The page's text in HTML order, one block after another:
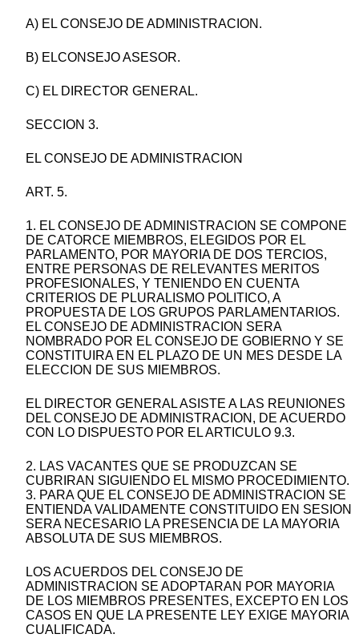
A) EL CONSEJO DE ADMINISTRACION.
B) ELCONSEJO ASESOR.
C) EL DIRECTOR GENERAL.
SECCION 3.
EL CONSEJO DE ADMINISTRACION
ART. 5.
1. EL CONSEJO DE ADMINISTRACION SE COMPONE
DE CATORCE MIEMBROS, ELEGIDOS POR EL
PARLAMENTO, POR MAYORIA DE DOS TERCIOS,
ENTRE PERSONAS DE RELEVANTES MERITOS
PROFESIONALES, Y TENIENDO EN CUENTA
CRITERIOS DE PLURALISMO POLITICO, A
PROPUESTA DE LOS GRUPOS PARLAMENTARIOS.
EL CONSEJO DE ADMINISTRACION SERA
NOMBRADO POR EL CONSEJO DE GOBIERNO Y SE
CONSTITUIRA EN EL PLAZO DE UN MES DESDE LA
ELECCION DE SUS MIEMBROS.
EL DIRECTOR GENERAL ASISTE A LAS REUNIONES
DEL CONSEJO DE ADMINISTRACION, DE ACUERDO
CON LO DISPUESTO POR EL ARTICULO 9.3.
2. LAS VACANTES QUE SE PRODUZCAN SE
CUBRIRAN SIGUIENDO EL MISMO PROCEDIMIENTO.
3. PARA QUE EL CONSEJO DE ADMINISTRACION SE
ENTIENDA VALIDAMENTE CONSTITUIDO EN SESION
SERA NECESARIO LA PRESENCIA DE LA MAYORIA
ABSOLUTA DE SUS MIEMBROS.
LOS ACUERDOS DEL CONSEJO DE
ADMINISTRACION SE ADOPTARAN POR MAYORIA
DE LOS MIEMBROS PRESENTES, EXCEPTO EN LOS
CASOS EN QUE LA PRESENTE LEY EXIGE MAYORIA
CUALIFICADA.